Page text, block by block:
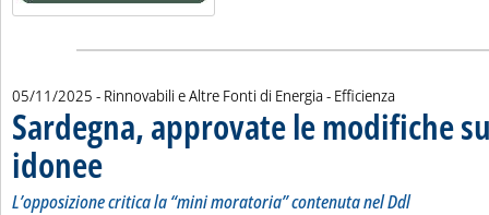
05/11/2025 - Rinnovabili e Altre Fonti di Energia - Efficienza
Sardegna, approvate le modifiche
idonee . Sottotitolo: L’opposizione critica la “mini moratoria” contenuta nel Ddl
. Pubblicata mercoledì 05 novembre 2025 alle 15.18.
L’opposizione critica la “mini moratoria” contenuta nel Ddl